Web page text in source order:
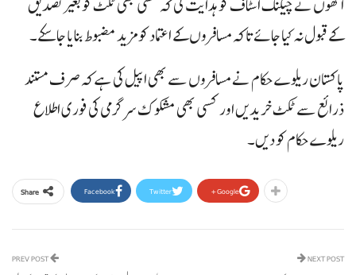
کے قبول نہ کیا جائے تاکہ مسافروں کے اعتماد کو مزید مضبوط بنایا جا سکے۔
پاکستان ریلوے حکام نے مسافروں سے بھی اپیل کی ہے کہ صرف مستند
ذرائع سے ٹکٹ خریدیں اور کسی بھی مشکوک سرگرمی کی فوری اطلاع
ریلوے حکام کو دیں۔
Share Facebook Twitter Google+
NEXT POST